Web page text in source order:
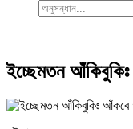
ইচ্ছেমতন